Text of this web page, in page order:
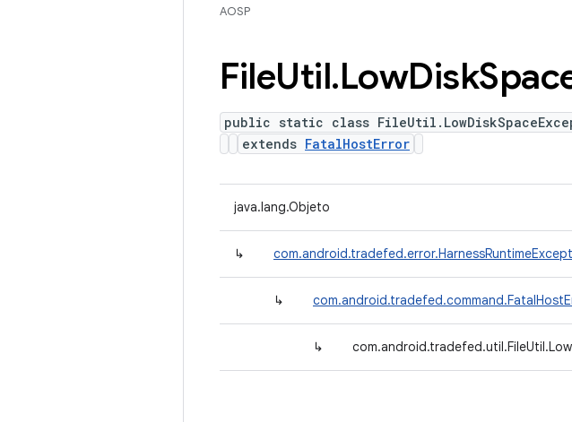
AOSP
FileUtil.LowDisk
public static class
extends FatalHostError
java.lang.Objeto
↳
↳
↳